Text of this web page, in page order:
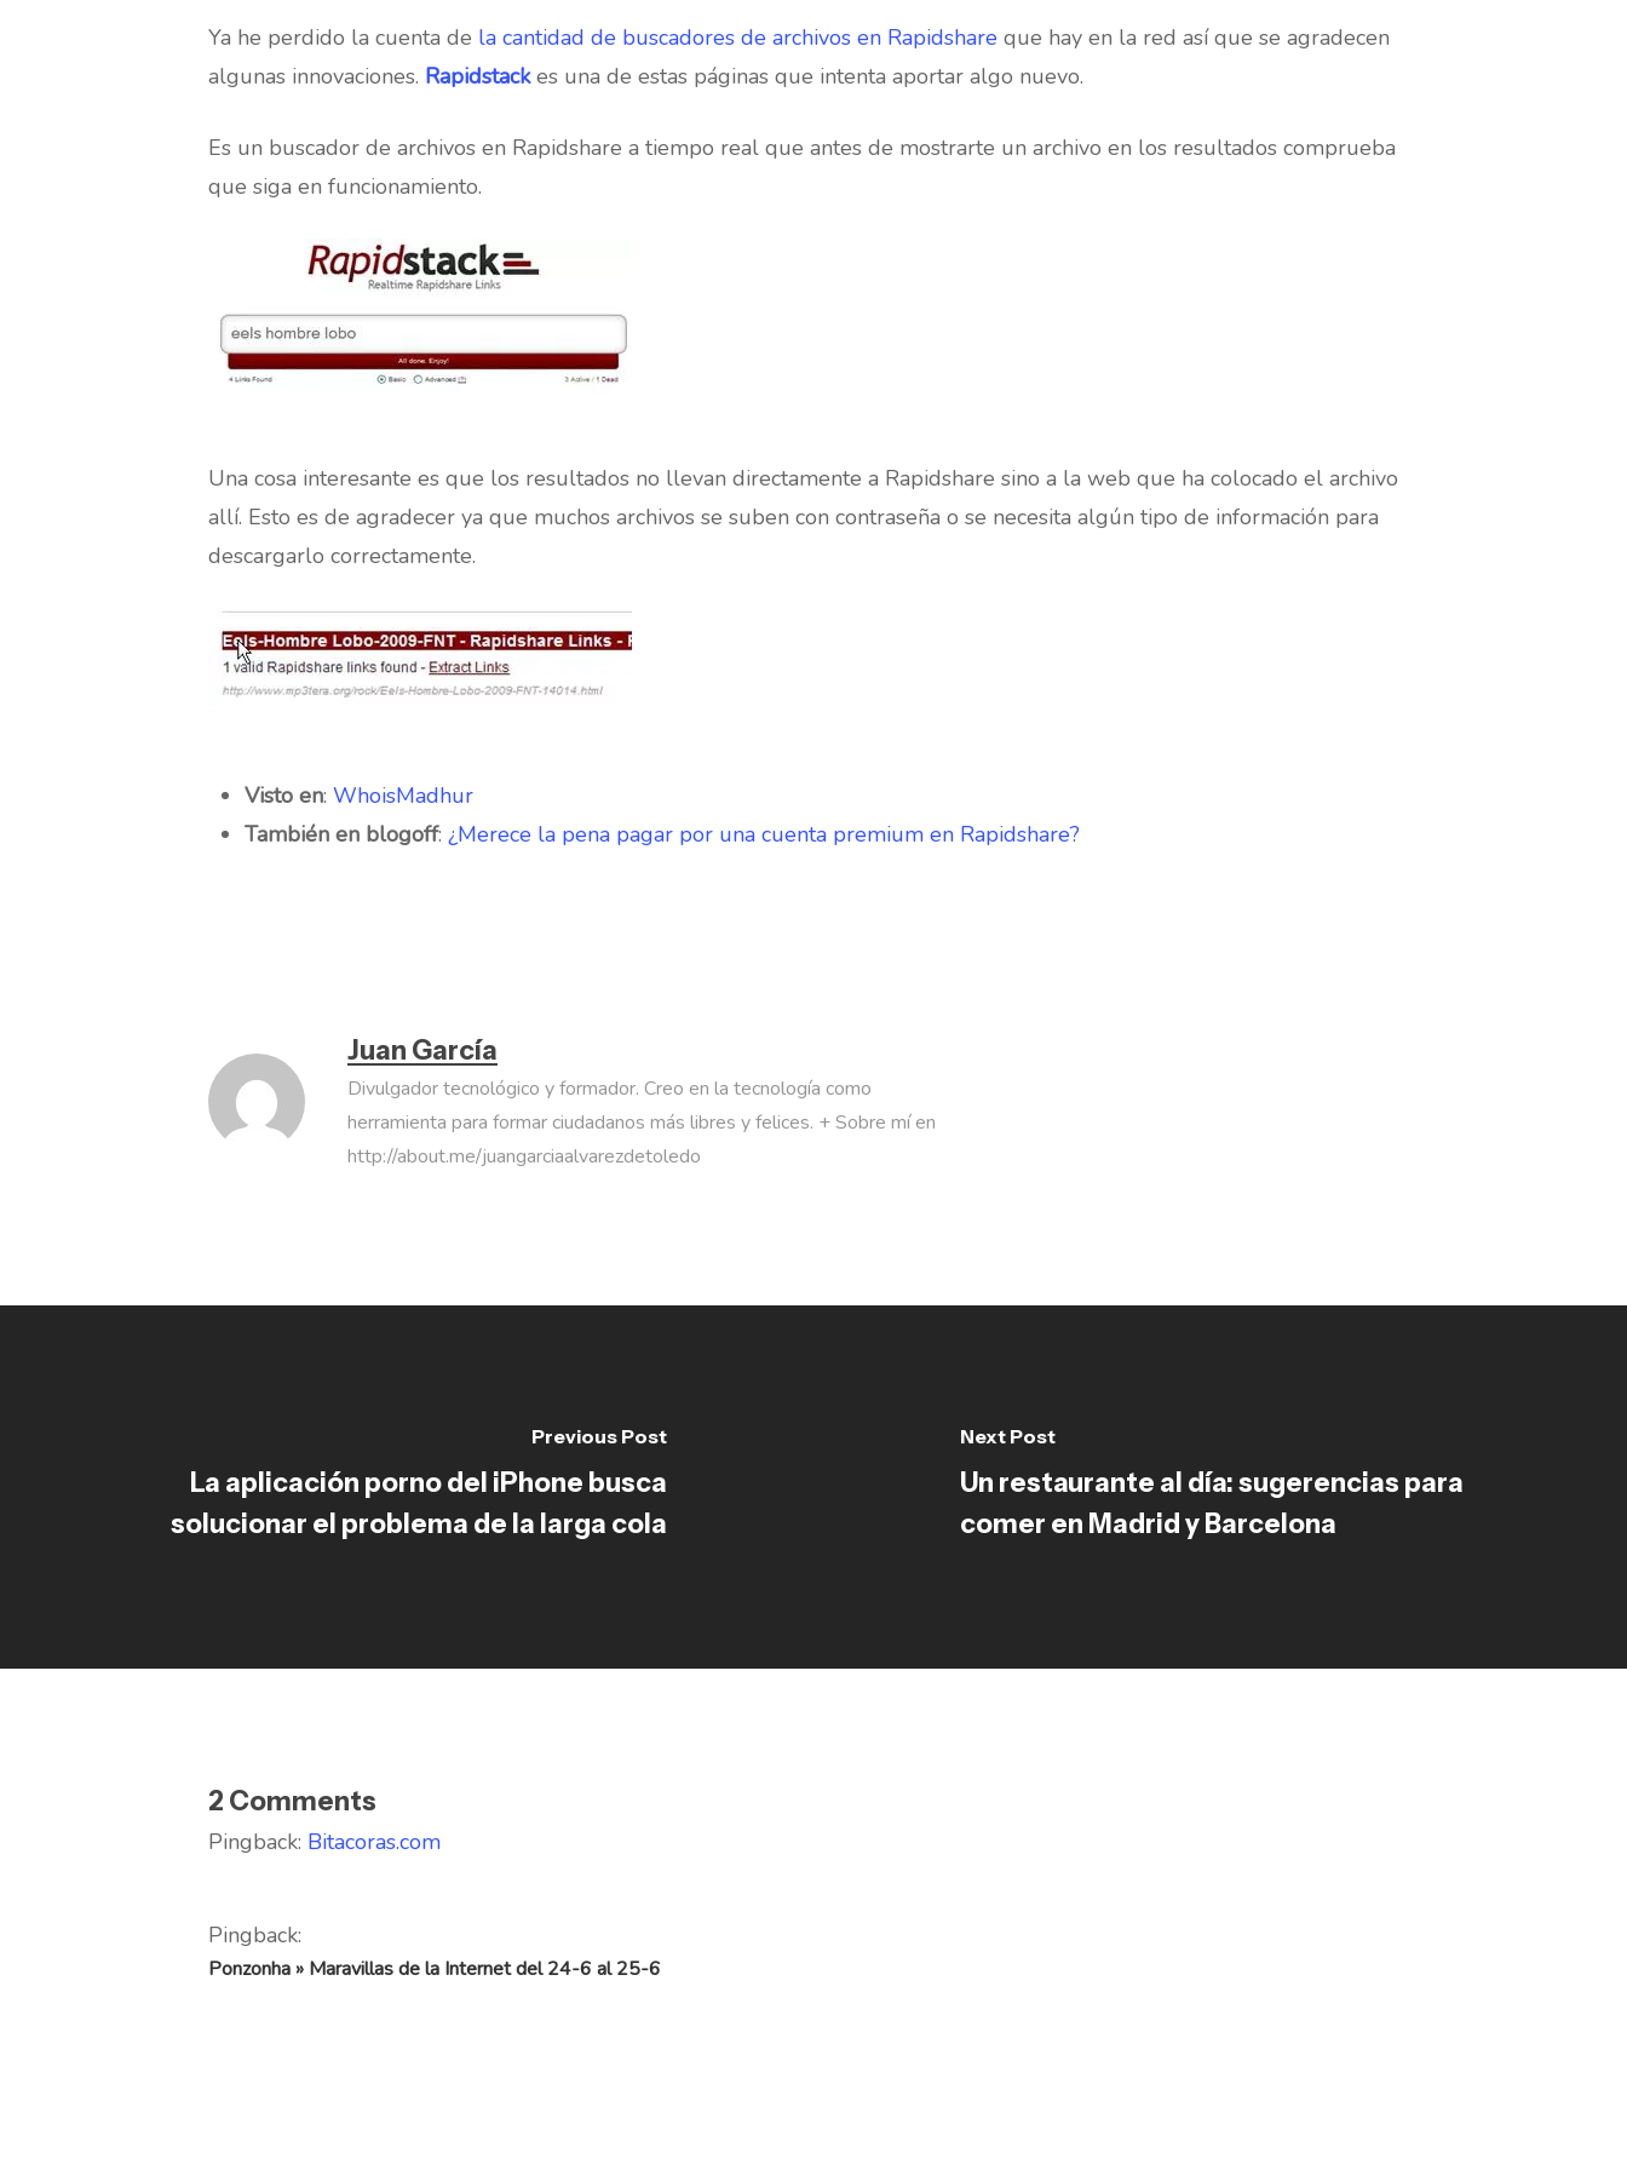
Hit enter to search or ESC to close
Ya he perdido la cuenta de la cantidad de buscadores de archivos en Rapidshare que hay en la red así que se agradecen
algunas innovaciones. Rapidstackes una de estas páginas que intenta aportar algo nuevo.
Es un buscador de archivos en Rapidshare a tiempo real que antes de mostrarte un archivo en los resultados comprueba
que siga en funcionamiento.
Una cosa interesante es que los resultados no llevan directamente a Rapidshare sino a la web que ha colocado el archivo
allí. Esto es de agradecer ya que muchos archivos se suben con contraseña o se necesita algún tipo de información para
descargarlo correctamente.
Visto en: WhoisMadhur
También en blogoff: ¿Merece la pena pagar por una cuenta premium en Rapidshare?
Juan García
Divulgador tecnológico y formador. Creo en la tecnología como
herramienta para formar ciudadanos más libres y felices. + Sobre mí en
http://about.me/juangarciaalvarezdetoledo
Previous Post
La aplicación porno del iPhone busca
solucionar el problema de la larga cola
Next Post
Un restaurante al día: sugerencias para
comer en Madrid y Barcelona
2 Comments
Pingback: Bitacoras.com
Pingback:
Ponzonha » Maravillas de la Internet del 24-6 al 25-6